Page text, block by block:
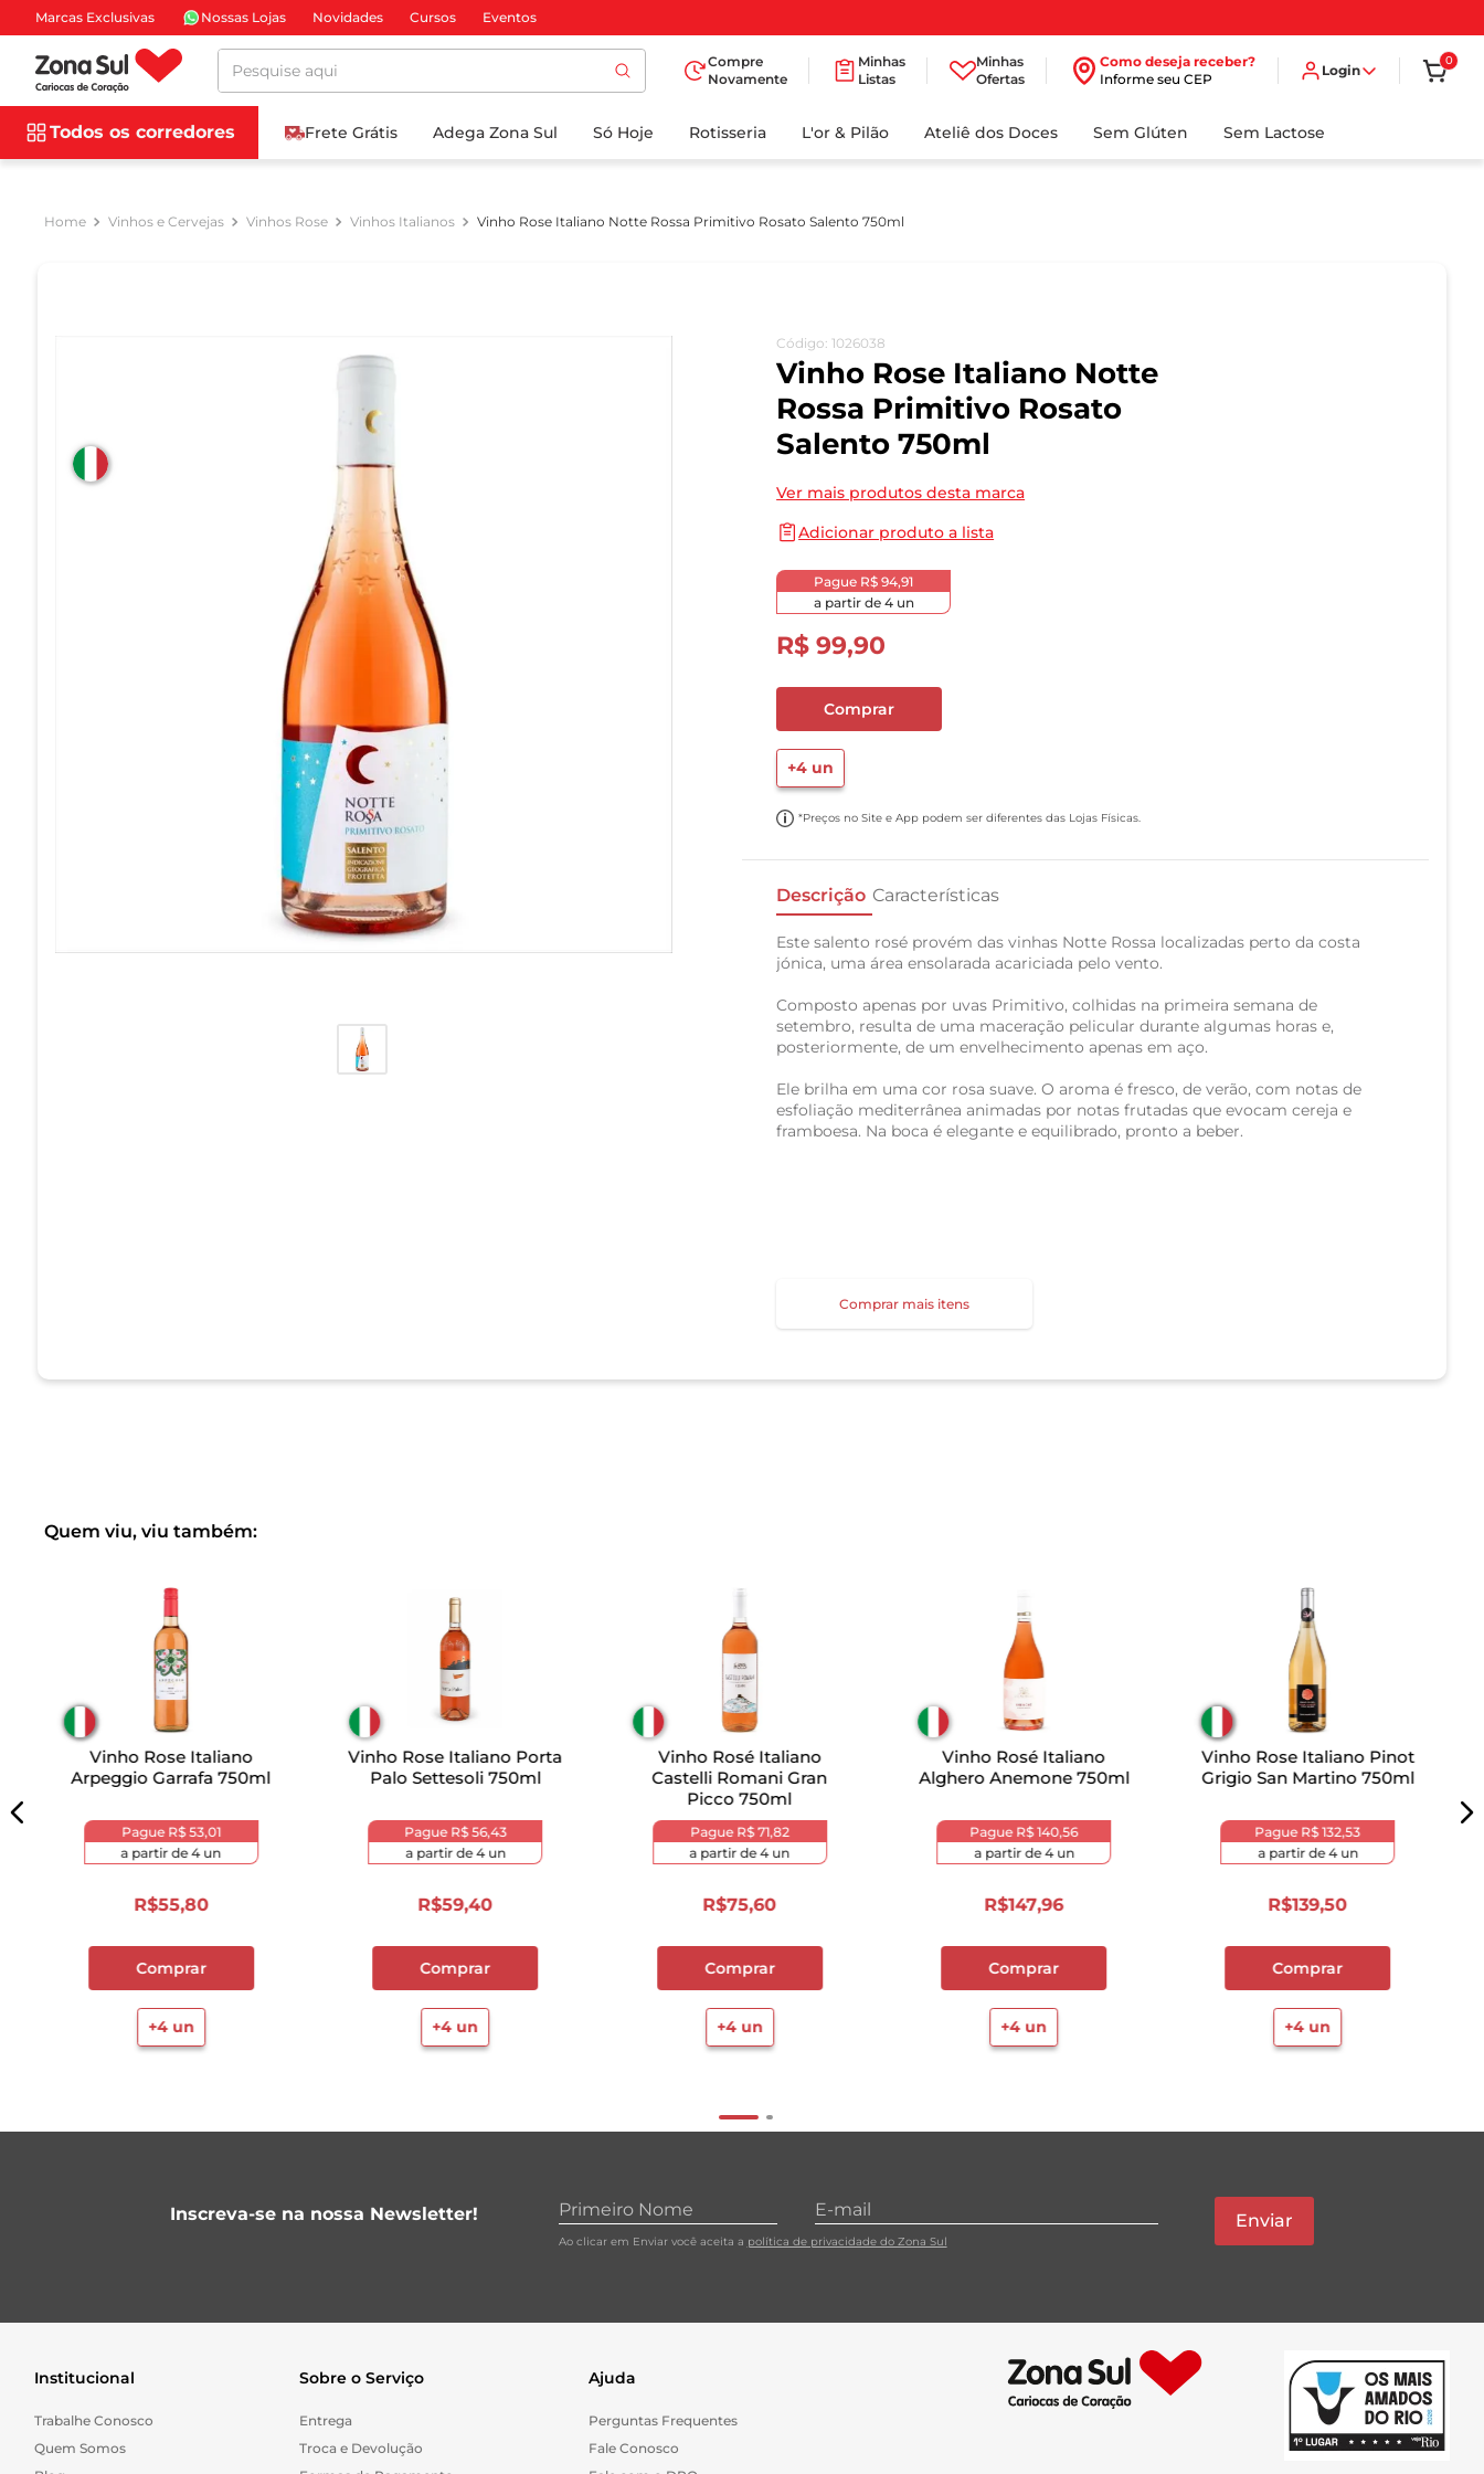
Marcas Exclusivas Nossas Lojas Novidades Cursos Eventos
Pesquise aqui
Compre
Novamente
Minhas
Listas
Minhas
Ofertas
Como deseja receber?
Informe seu CEP
Login
0
Todos os corredores Frete Grátis Adega Zona Sul Só Hoje Rotisseria L'or & Pilão Ateliê dos Doces Sem Glúten Sem Lactose
Vinhos e Cervejas Vinhos Rose Vinhos Italianos Vinho Rose Italiano Notte Rossa Primitivo Rosato Salento 750ml
Código: 1026038
Vinho Rose Italiano Notte
Rossa Primitivo Rosato
Salento 750ml
Ver mais produtos desta marca
Adicionar produto a lista
Pague R$ 94,91
a partir de 4un
R$ 99,90
Comprar
+4 un
*Preços no Site e App podem ser diferentes das Lojas Físicas.
Descrição Características
Este salento rosé provém das vinhas Notte Rossa localizadas perto da costa
jónica, uma área ensolarada acariciada pelo vento.
Composto apenas por uvas Primitivo, colhidas na primeira semana de
setembro, resulta de uma maceração pelicular durante algumas horas e,
posteriormente, de um envelhecimento apenas em aço.
Ele brilha em uma cor rosa suave. O aroma é fresco, de verão, com notas de
esfoliação mediterrânea animadas por notas frutadas que evocam cereja e
framboesa. Na boca é elegante e equilibrado, pronto a beber.
Comprar mais itens
Quem viu, viu também:
Vinho Rose Italiano
Arpeggio Garrafa 750ml
Pague R$ 53,01
a partir de4un
R$55,80
Comprar
+4un
Vinho Rose Italiano Porta
Palo Settesoli 750ml
Pague R$ 56,43
a partir de4un
R$59,40
Comprar
+4un
Vinho Rosé Italiano
Castelli Romani Gran
Picco 750ml
Pague R$ 71,82
a partir de4un
R$75,60
Comprar
+4un
Vinho Rosé Italiano
Alghero Anemone 750ml
Pague R$ 140,56
a partir de4un
R$147,96
Comprar
+4un
Vinho Rose Italiano Pinot
Grigio San Martino 750ml
Pague R$ 132,53
a partir de4un
R$139,50
Comprar
+4un
Inscreva-se na nossa Newsletter!
Ao clicar em Enviar você aceita a política de privacidade do Zona Sul
Enviar
Institucional
Trabalhe Conosco
Quem Somos
Sobre o Serviço
Entrega
Troca e Devolução
Ajuda
Perguntas Frequentes
Fale Conosco
BUSCADOS